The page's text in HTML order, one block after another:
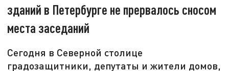
зданий в Петербурге не прервалось сносом
места заседаний
Сегодня в Северной столице
градозащитники, депутаты и жители домов,